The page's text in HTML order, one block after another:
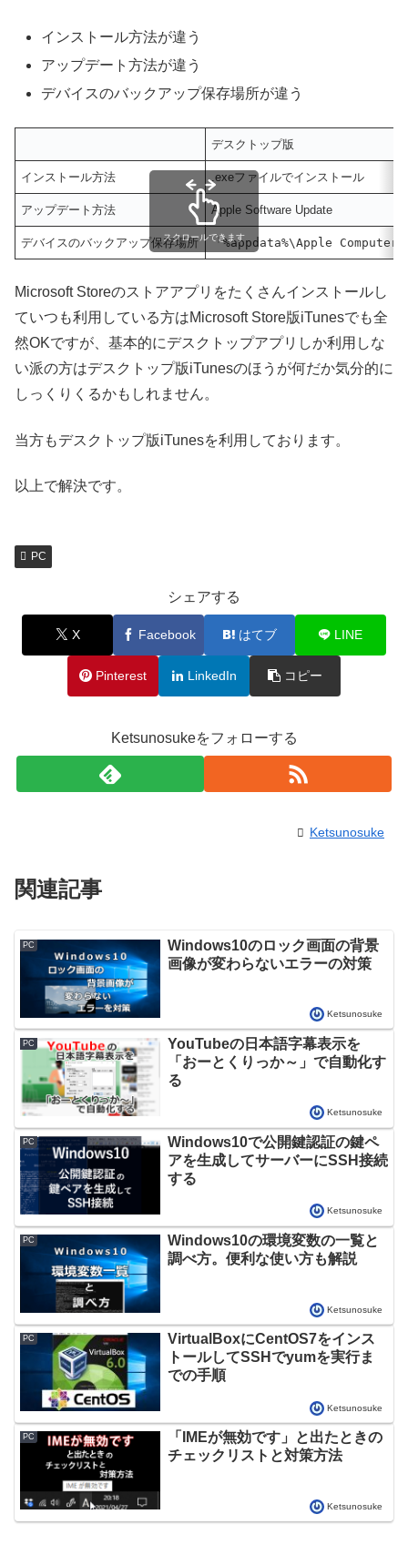
インストール方法が違う
アップデート方法が違う
デバイスのバックアップ保存場所が違う
デスクトップ版
インストール方法 .exeファイルでインストール
アップデート方法 Apple Software Update
デバイスのバックアップ保存場所 「%appdata%\Apple Computer
スクロールできます
Microsoft Storeのストアアプリをたくさんインストールし
ていつも利用している方はMicrosoft Store版iTunesでも全
然OKですが、基本的にデスクトップアプリしか利用しな
い派の方はデスクトップ版iTunesのほうが何だか気分的に
しっくりくるかもしれません。
当方もデスクトップ版iTunesを利用しております。
以上で解決です。
PC
シェアする
X Facebook はてブ LINE
Pinterest LinkedIn コピー
Ketsunosukeをフォローする
Ketsunosuke
関連記事
PC
Windows10のロック画面の背景
画像が変わらないエラーの対策
Ketsunosuke
PC
YouTubeの日本語字幕表示を
「おーとくりっか～」で自動化す
る
Ketsunosuke
PC
Windows10で公開鍵認証の鍵ペ
アを生成してサーバーにSSH接続
する
Ketsunosuke
PC
Windows10の環境変数の一覧と
調べ方。便利な使い方も解説
Ketsunosuke
PC
VirtualBoxにCentOS7をインス
トールしてSSHでyumを実行ま
での手順
Ketsunosuke
PC
「IMEが無効です」と出たときの
チェックリストと対策方法
Ketsunosuke